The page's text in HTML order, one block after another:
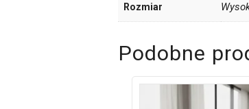
Rozmiar
Podobne